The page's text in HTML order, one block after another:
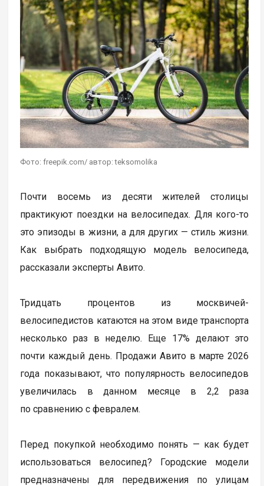
Фото: freepik.com/ автор: teksomolika
Почти восемь из десяти жителей столицы
практикуют поездки на велосипедах. Для кого-то
это эпизоды в жизни, а для других — стиль жизни.
Как выбрать подходящую модель велосипеда,
рассказали эксперты Авито.
Тридцать процентов из москвичей-
велосипедистов катаются на этом виде транспорта
несколько раз в неделю. Еще 17% делают это
почти каждый день. Продажи Авито в марте 2026
года показывают, что популярность велосипедов
увеличилась в данном месяце в 2,2 раза
по сравнению с февралем.
Перед покупкой необходимо понять — как будет
использоваться велосипед? Городские модели
предназначены для передвижения по улицам